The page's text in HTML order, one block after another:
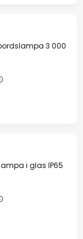
3 000
i glas IP65